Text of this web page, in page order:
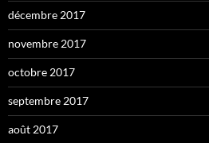
décembre 2017
novembre 2017
octobre 2017
septembre 2017
août 2017